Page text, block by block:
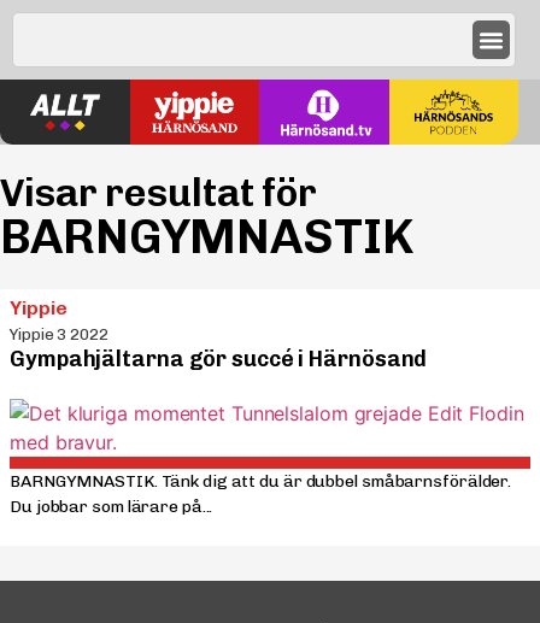
Visar resultat för
BARNGYMNASTIK
Yippie
Yippie 3 2022
Gympahjältarna gör succé i Härnösand
BARNGYMNASTIK. Tänk dig att du är dubbel småbarnsförälder.
Du jobbar som lärare på...